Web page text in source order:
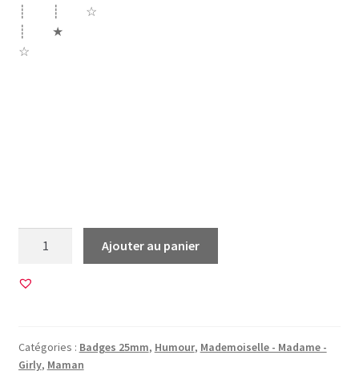
┊ ┊ ☆
┊ ★
☆
20
25mm
Ajouter au panier
Catégories : Badges 25mm, Humour, Mademoiselle - Madame -
Girly, Maman